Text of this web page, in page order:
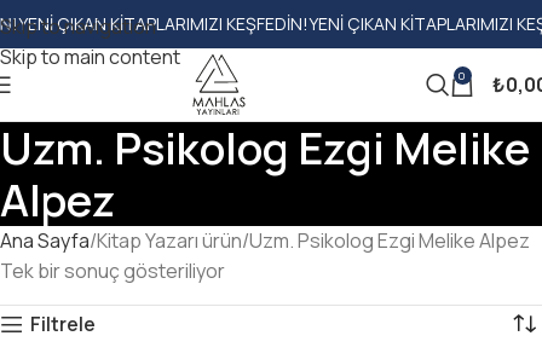
Skip to navigation
Skip to main content
ÇIKAN KITAPLARIMIZI KEŞFEDIN!YENI ÇIKAN KITAPLARIMIZI
0 ₺
Uzm. Psikolog Ezgi Melike
Alpez
Ana Sayfa Kitap Yazarı ürün Uzm. Psikolog Ezgi Melike Alpez
Tek bir sonuç gösteriliyor
Filtrele